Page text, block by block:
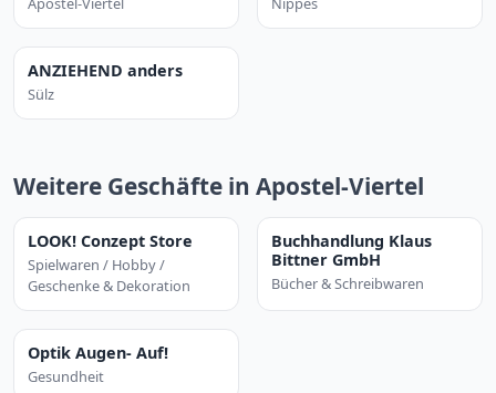
ANZIEHEND anders
Sülz
Weitere Geschäfte in Apostel-Viertel
LOOK! Conzept Store
Spielwaren / Hobby /
Geschenke & Dekoration
Buchhandlung Klaus
Bittner GmbH
Bücher & Schreibwaren
Optik Augen- Auf!
Gesundheit